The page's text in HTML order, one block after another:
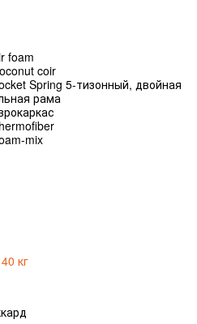
foam
coir
Spring 5-тизонный, двойная
рама
mix
кг